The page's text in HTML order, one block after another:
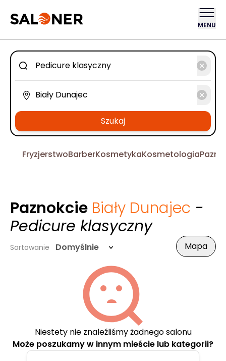
MENU
Szukaj
FryzjerstwoBarberKosmetykaKosmetologia
Paznokcie Biały Dunajec -
Pedicure klasyczny
Sortowanie Domyślnie Mapa
Niestety nie znaleźliśmy żadnego salonu
Może poszukamy w innym mieście lub kategorii?